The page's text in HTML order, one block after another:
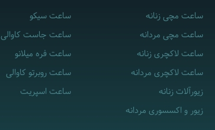
ساعت مچی زنانه
ساعت مچی مردانه
ساعت لاکچری زنانه
ساعت لاکچری مردانه
زیورآلات زنانه
زیور و اکسسوری مردانه
ساعت سیکو
ساعت جاست کاوالی
ساعت فره میلانو
ساعت روبرتو کاوالی
ساعت اسپریت